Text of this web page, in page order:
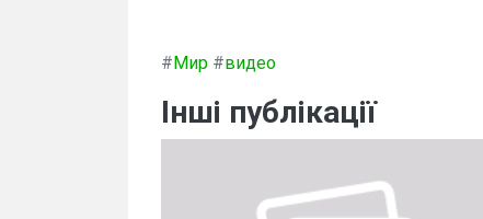
#Мир #видео
Інші публікації